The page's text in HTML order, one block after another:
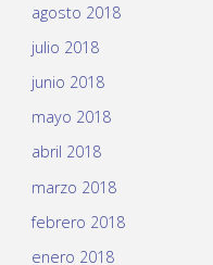
agosto 2018
julio 2018
junio 2018
mayo 2018
abril 2018
marzo 2018
febrero 2018
enero 2018